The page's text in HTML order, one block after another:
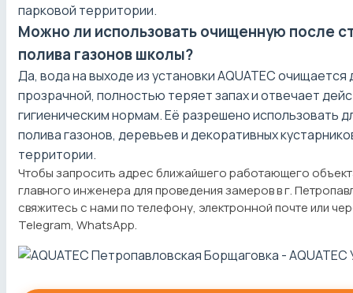
парковой территории.
Можно ли использовать очищенную после
полива газонов школы?
Да, вода на выходе из установки AQUATEC очищается
прозрачной, полностью теряет запах и отвечает
гигиеническим нормам. Её разрешено использовать
полива газонов, деревьев и декоративных
территории.
Чтобы запросить адрес ближайшего работающего
главного инженера для проведения замеров в г.
свяжитесь с нами по телефону, электронной почте или
Telegram, WhatsApp.